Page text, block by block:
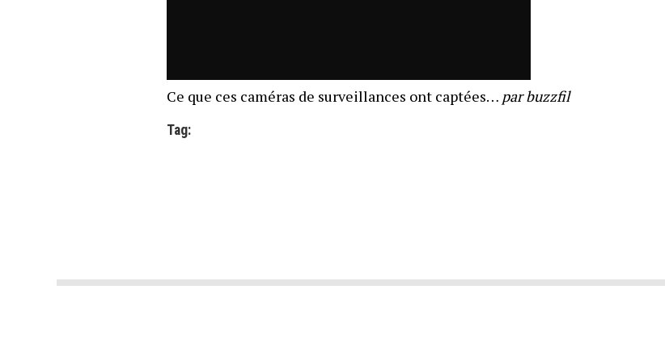
Ce que ces caméras de surveillances ont captées… par buzzfil
Tag: